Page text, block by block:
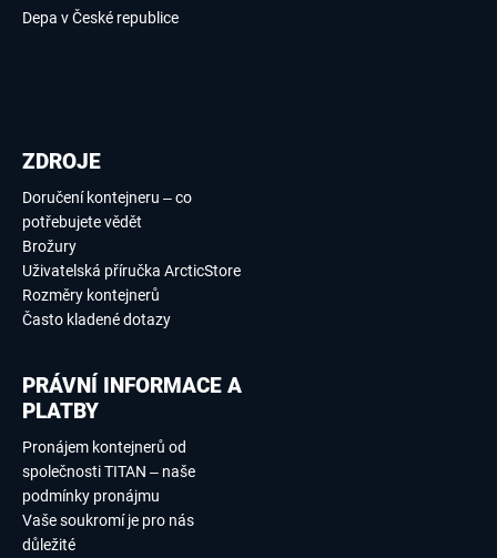
Depa v České republice
ZDROJE
Doručení kontejneru – co
potřebujete vědět
Brožury
Uživatelská příručka ArcticStore
Rozměry kontejnerů
Často kladené dotazy
PRÁVNÍ INFORMACE A
PLATBY
Pronájem kontejnerů od
společnosti TITAN – naše
podmínky pronájmu
Vaše soukromí je pro nás
důležité